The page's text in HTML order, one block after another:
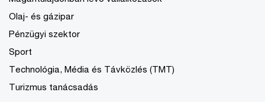
Olaj- és gázipar
Pénzügyi szektor
Sport
Technológia, Média és Távközlés (TMT)
Turizmus tanácsadás